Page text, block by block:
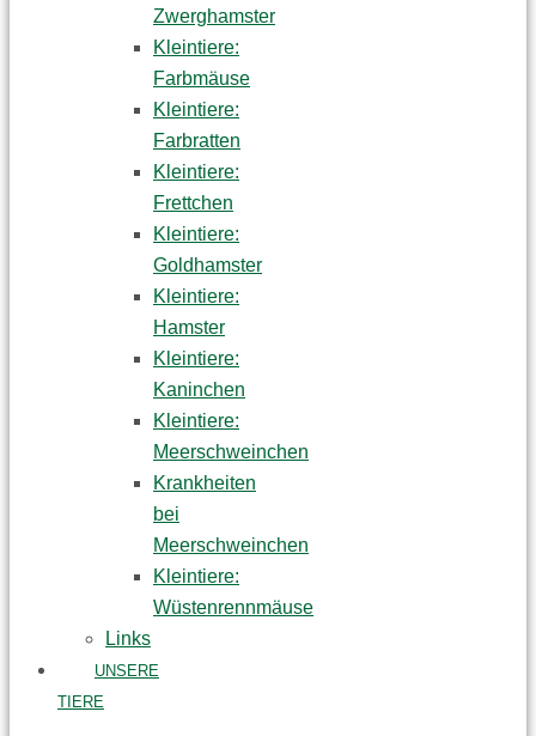
Zwerghamster
Kleintiere:
Farbmäuse
Kleintiere:
Farbratten
Kleintiere:
Frettchen
Kleintiere:
Goldhamster
Kleintiere:
Hamster
Kleintiere:
Kaninchen
Kleintiere:
Meerschweinchen
Krankheiten
bei
Meerschweinchen
Kleintiere:
Wüstenrennmäuse
Links
UNSERE
TIERE